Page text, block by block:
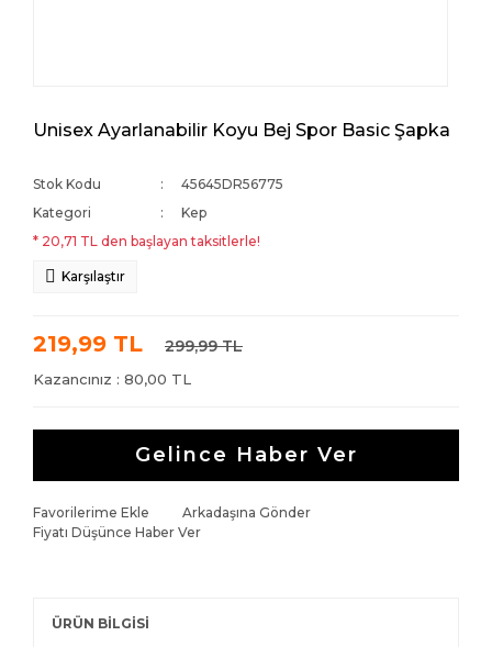
Unisex Ayarlanabilir Koyu Bej Spor Basic Şapka
Stok Kodu
45645DR56775
Kategori
Kep
* 20,71 TL den başlayan taksitlerle!
Karşılaştır
219,99 TL 299,99 TL
Kazancınız : 80,00 TL
Gelince Haber Ver
Favorilerime Ekle
Arkadaşına Gönder
Fiyatı Düşünce Haber Ver
ÜRÜN BİLGİSİ